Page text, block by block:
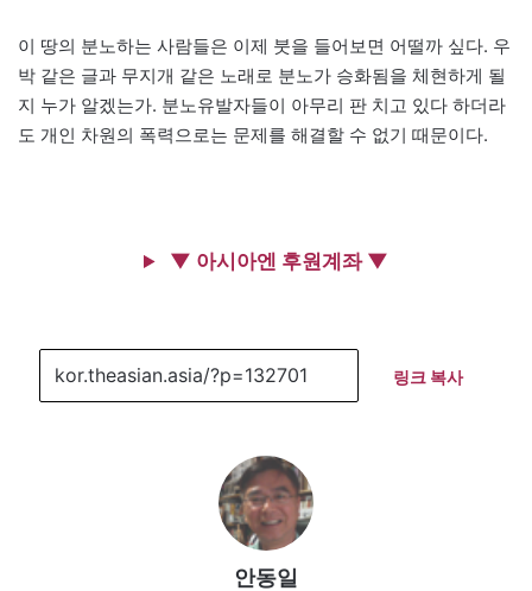
이 땅의 분노하는 사람들은 이제 붓을 들어보면 어떨까 싶다. 우
박 같은 글과 무지개 같은 노래로 분노가 승화됨을 체현하게 될
지 누가 알겠는가. 분노유발자들이 아무리 판 치고 있다 하더라
도 개인 차원의 폭력으로는 문제를 해결할 수 없기 때문이다.
▼ 아시아엔 후원계좌 ▼
링크 복사
안동일